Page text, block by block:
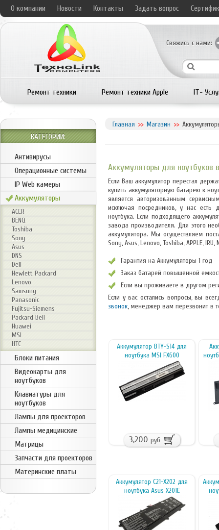
О компании Новости Контакты Задать вопрос
Свяжись с нами:
Ремонт техники Ремонт техники Apple IT-
Главная Магазин
Аккумуляторы для ноутбуков
Если Ваш аккумулятор перестал
купить аккумуляторную батарею к
является авторизованным
исключая посредников, у нас есть
ноутбука. Если подходящего
завода производителя. Для этого
аккумулятора. Мы осуществляем
Sony, Asus, Lenovo, Toshiba, APPLE,
Гарантия на Аккумуляторы 1 год
Заказ батарей повышенной
Если вы проживаете в другом
Если у вас остались вопросы, вы
звонок, менеджер вам перезвонит в
Аккумулятор BTY-S14 для
ноутбука MSI FX600
3,200 руб
Аккумулятор C21-X202 для
ноутбука Asus X201E
КАТЕГОРИИ:
Антивирусы
Операционные системы
IP Web камеры
Аккумуляторы
ACER
BENQ
Toshiba
Sony
Asus
DNS
Dell
Hewlett Packard
Lenovo
Samsung
Panasonic
Fujitsu-Siemens
Packard Bell
Huawei
MSI
HTC
Блоки питания
Видеокарты для
ноутбуков
Клавиатуры для
ноутбуков
Лампы для проекторов
Лампы медицинские
Матрицы
Запчасти для проекторов
Материнские платы